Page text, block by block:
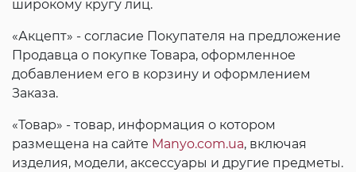
широкому кругу лиц.
«Акцепт» - согласие Покупателя на предложение
Продавца о покупке Товара, оформленное
добавлением его в корзину и оформлением
Заказа.
«Товар» - товар, информация о котором
размещена на сайте Manyo.com.ua, включая
изделия, модели, аксессуары и другие предметы.